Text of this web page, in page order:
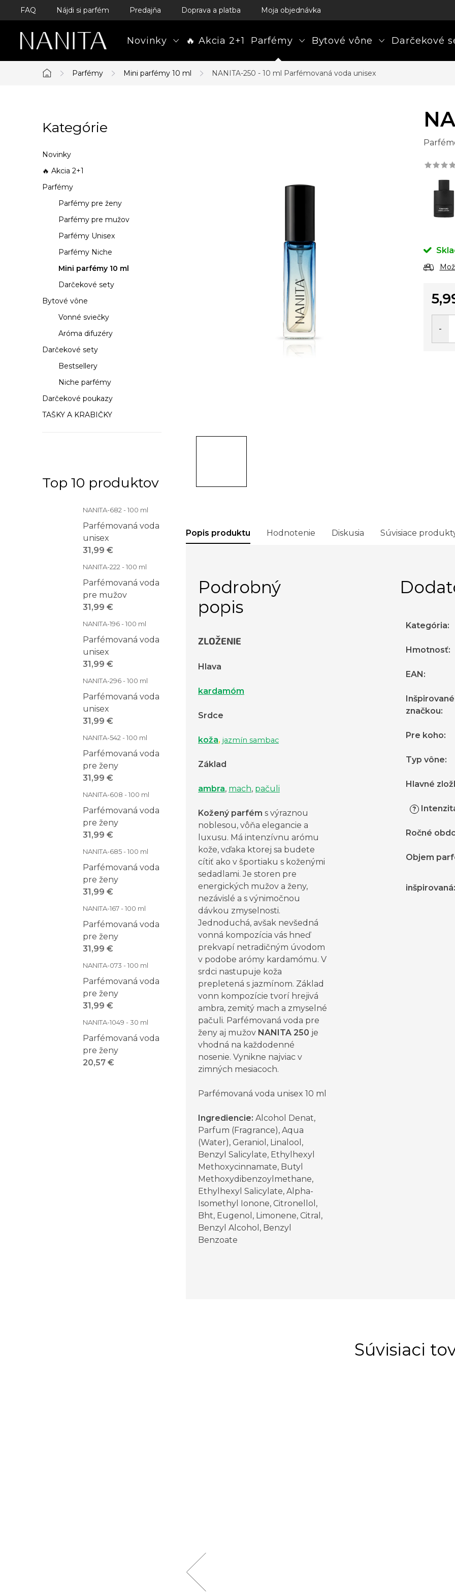
Prejsť
obsah
FAQ Nájdi si parfém Predajňa Doprava a platba Moja objednávka
Novinky 🔥 Akcia 2+1 Parfémy Bytové vône Darčekové
Domov
Parfémy Mini parfémy 10 ml NANITA-250 - 10 ml Parfémovaná voda unisex
o
č
n
ý
l
Preskočiť
kategórie
Kategórie
Novinky
🔥 Akcia 2+1
Parfémy
Parfémy pre ženy
Parfémy pre mužov
Parfémy Unisex
Parfémy Niche
Mini parfémy 10 ml
Darčekové sety
Bytové vône
Vonné sviečky
Aróma difuzéry
Darčekové sety
Bestsellery
Niche parfémy
Darčekové poukazy
TAŠKY A KRABIČKY
Top 10 produktov
NANITA-682 - 100 ml
Parfémovaná voda
unisex
31,99 €
NANITA-222 - 100 ml
Parfémovaná voda
pre mužov
31,99 €
NANITA-196 - 100 ml
Parfémovaná voda
unisex
31,99 €
NANITA-296 - 100 ml
Parfémovaná voda
unisex
31,99 €
NANITA-542 - 100 ml
Parfémovaná voda
pre ženy
31,99 €
NANITA-608 - 100 ml
Parfémovaná voda
pre ženy
31,99 €
NANITA-685 - 100 ml
Parfémovaná voda
pre ženy
31,99 €
NANITA-167 - 100 ml
Parfémovaná voda
pre ženy
31,99 €
NANITA-073 - 100 ml
Parfémovaná voda
pre ženy
31,99 €
NANITA-1049 - 30 ml
Parfémovaná voda
pre ženy
20,57 €
Popis produktu Hodnotenie Diskusia Súvisiace
Podrobný
popis
ZLOŽENIE
Hlava
kardamóm
Srdce
koža, jazmín sambac
Základ
ambra, mach, pačuli
Kožený parfém s výraznou
noblesou, vôňa elegancie a
luxusu. Má intenzívnu arómu
kože, vďaka ktorej sa budete
cítiť ako v športiaku s koženými
sedadlami. Je storen pre
energických mužov a ženy,
nezávislé a s výnimočnou
dávkou zmyselnosti.
Jednoduchá, avšak nevšedná
vonná kompozícia vás hneď
prekvapí netradičným úvodom
v podobe arómy kardamómu. V
srdci nastupuje koža
prepletená s jazmínom. Základ
vonn kompozície tvorí hrejivá
ambra, zemitý mach a zmyselné
pačuli. Parfémovaná voda pre
ženy aj mužov NANITA 250 je
vhodná na každodenné
nosenie. Vynikne najviac v
zimných mesiacoch.
Parfémovaná voda unisex 10 ml
Ingrediencie: Alcohol Denat,
Parfum (Fragrance), Aqua
(Water), Geraniol, Linalool,
Benzyl Salicylate, Ethylhexyl
Methoxycinnamate, Butyl
Methoxydibenzoylmethane,
Ethylhexyl Salicylate, Alpha-
Isomethyl Ionone, Citronellol,
Bht, Eugenol, Limonene, Citral,
Benzyl Alcohol, Benzyl
Benzoate
Kategória:
Hmotnosť:
EAN :
Inšpirované
značkou:
Pre koho:
Typ vône:
Hlavné
?
Ročné
Objem
inšpirovaná:
Súvisiaci